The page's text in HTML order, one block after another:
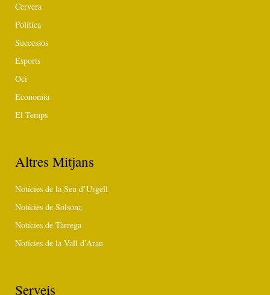
Cervera
Política
Successos
Esports
Oci
Economia
El Temps
Altres Mitjans
Notícies de la Seu d’Urgell
Notícies de Solsona
Notícies de Tàrrega
Notícies de la Vall d’Aran
Serveis